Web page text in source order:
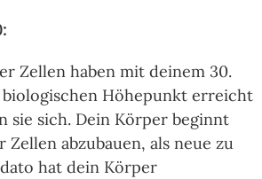
Zellen haben mit deinem 30.
biologischen Höhepunkt erreicht
sie sich. Dein Körper beginnt
Zellen abzubauen, als neue zu
hat dein Körper